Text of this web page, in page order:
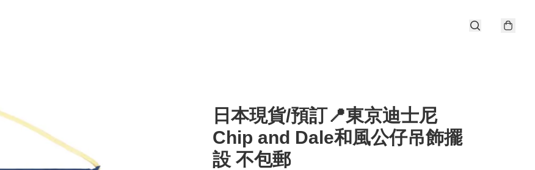
日本現貨/預訂📍東京迪士尼
Chip and Dale和風公仔吊飾擺
設 不包郵